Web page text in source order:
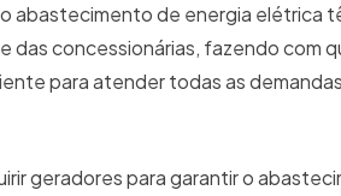
abastecimento de energia elétrica
concessionárias, fazendo com
para atender todas as
geradores para garantir o